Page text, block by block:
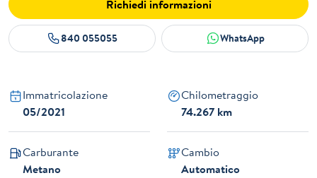
Richiedi informazioni
840 055055 WhatsApp
Immatricolazione
05/2021
Chilometraggio
74.267 km
Carburante
Metano
Cambio
Automatico